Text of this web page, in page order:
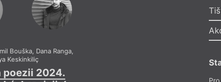
Bouška, Dana Ranga,
Keskinkiliç
poezii 2024.
Georg